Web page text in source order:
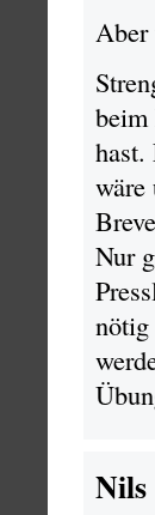
Aber
beim
hast.
wäre
Nur
nötig
Nils